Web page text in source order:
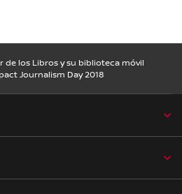
de los Libros y su biblioteca móvil
Journalism Day 2018